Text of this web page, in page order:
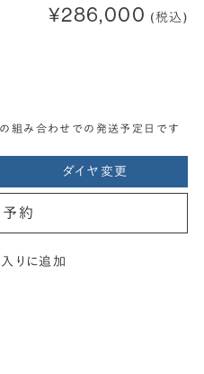
¥286,000 (税込)
組み合わせでの発送予定日です
ダイヤ変更
約
りに追加